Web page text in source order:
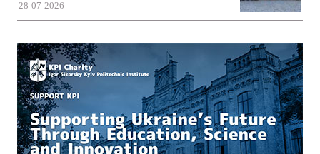
28-07-2026